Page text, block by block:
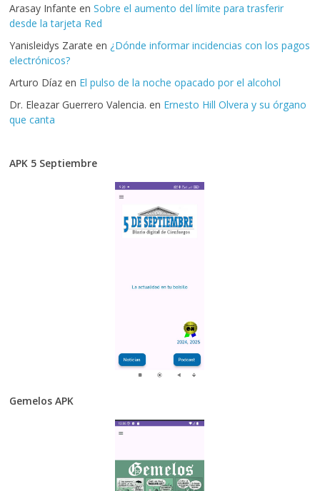
Arasay Infante enSobre el aumento del límite para trasferir
desde la tarjeta Red
Yanisleidys Zarate en ¿Dónde informar incidencias con los pagos
electrónicos?
Arturo Díaz en El pulso de la noche opacado por el alcohol
Dr. Eleazar Guerrero Valencia. en Ernesto Hill Olvera y su órgano
que canta
APK 5 Septiembre
Gemelos APK